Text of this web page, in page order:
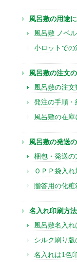
風呂敷の用途
風呂敷 ノベ
小ロットでの
風呂敷の注文
風呂敷の注文
発注の手順・
風呂敷の在庫
風呂敷の発送
梱包・発送の
ＯＰＰ袋入
贈答用の化粧
名入れ印刷方法
風呂敷名入れ
シルク刷り版
名入れは1色